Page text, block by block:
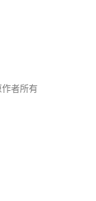
者所有